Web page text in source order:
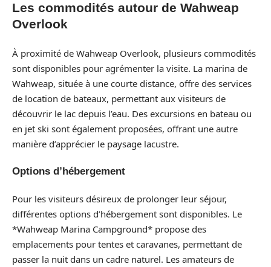
Les commodités autour de Wahweap
Overlook
À proximité de Wahweap Overlook, plusieurs commodités
sont disponibles pour agrémenter la visite. La marina de
Wahweap, située à une courte distance, offre des services
de location de bateaux, permettant aux visiteurs de
découvrir le lac depuis l’eau. Des excursions en bateau ou
en jet ski sont également proposées, offrant une autre
manière d’apprécier le paysage lacustre.
Options d’hébergement
Pour les visiteurs désireux de prolonger leur séjour,
différentes options d’hébergement sont disponibles. Le
*Wahweap Marina Campground* propose des
emplacements pour tentes et caravanes, permettant de
passer la nuit dans un cadre naturel. Les amateurs de